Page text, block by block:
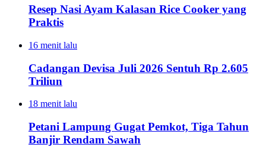
Resep Nasi Ayam Kalasan Rice Cooker yang
Praktis
16 menit lalu
Cadangan Devisa Juli 2026 Sentuh Rp 2.605
Triliun
18 menit lalu
Petani Lampung Gugat Pemkot, Tiga Tahun
Banjir Rendam Sawah